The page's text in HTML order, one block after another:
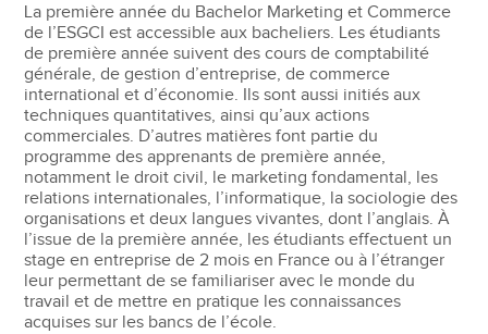
La première année du Bachelor Marketing et Commerce
de l’ESGCI est accessible aux bacheliers. Les étudiants
de première année suivent des cours de comptabilité
générale, de gestion d’entreprise, de commerce
international et d’économie. Ils sont aussi initiés aux
techniques quantitatives, ainsi qu’aux actions
commerciales. D’autres matières font partie du
programme des apprenants de première année,
notamment le droit civil, le marketing fondamental, les
relations internationales, l’informatique, la sociologie des
organisations et deux langues vivantes, dont l’anglais. À
l’issue de la première année, les étudiants effectuent un
stage en entreprise de 2 mois en France ou à l’étranger
leur permettant de se familiariser avec le monde du
travail et de mettre en pratique les connaissances
acquises sur les bancs de l’école.